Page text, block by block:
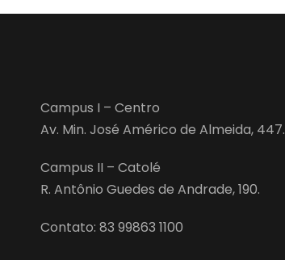
Campus I – Centro
Av. Min. José Américo de Almeida, 447.
Campus II – Catolé
R. Antônio Guedes de Andrade, 190.
Contato: 83 99863 1100